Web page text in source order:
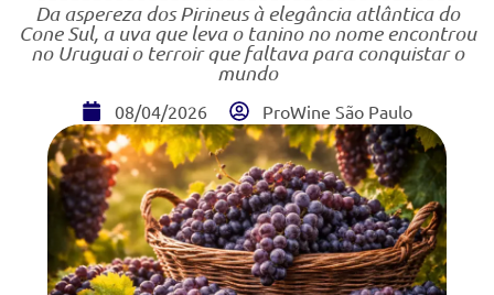
Da aspereza dos Pirineus à elegância atlântica do
Cone Sul, a uva que leva o tanino no nome encontrou
no Uruguai o terroir que faltava para conquistar o
mundo
08/04/2026 ProWine São Paulo